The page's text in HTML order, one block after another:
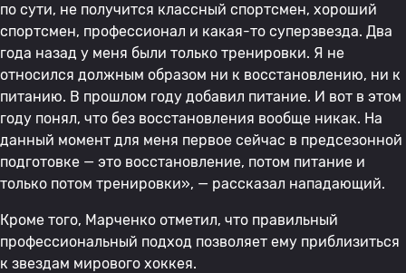
по сути, не получится классный спортсмен, хороший
спортсмен, профессионал и какая-то суперзвезда. Два
года назад у меня были только тренировки. Я не
относился должным образом ни к восстановлению, ни к
питанию. В прошлом году добавил питание. И вот в этом
году понял, что без восстановления вообще никак. На
данный момент для меня первое сейчас в предсезонной
подготовке — это восстановление, потом питание и
только потом тренировки», — рассказал нападающий.
Кроме того, Марченко отметил, что правильный
профессиональный подход позволяет ему приблизиться
к звездам мирового хоккея.